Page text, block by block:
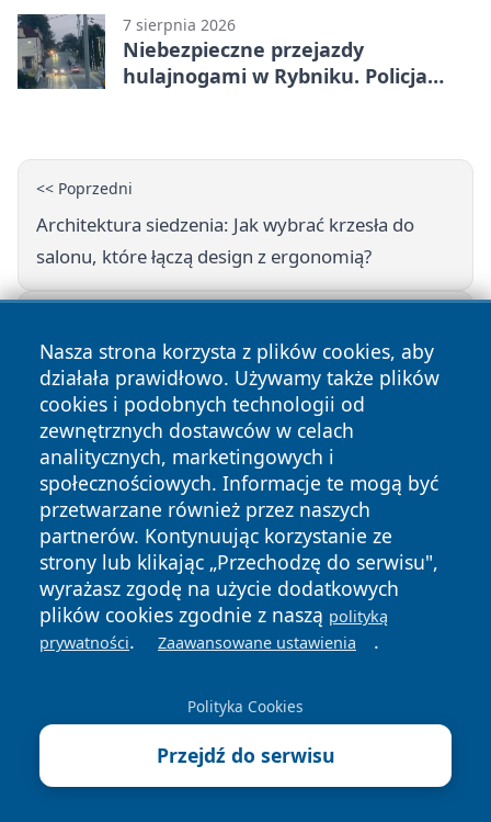
7 sierpnia 2026
Niebezpieczne przejazdy
hulajnogami w Rybniku. Policja
<< Poprzedni
Architektura siedzenia: Jak wybrać krzesła do
salonu, które łączą design z ergonomią?
Bieg Rzeźnika w wersji online spina Polskę. Zapisy
trwają do 30.04.2026
Przydatne dane teleadresowe
Miejski Dom Pomocy Społecznej w Rybniku - kontakt,
warunki pobytu i zakres opieki
Młodzieżowy Dom Kultury w Rybniku - zajęcia, zapisy i
kontakt
kontakt, godziny, oferta dla nauczycieli i studentów
Ośrodek Pomocy Społecznej w Rybniku - kontakt,
godziny, świadczenia
Nasza strona korzysta z plików cookies, aby
działała prawidłowo. Używamy także plików
cookies i podobnych technologii od
zewnętrznych dostawców w celach
analitycznych, marketingowych i
społecznościowych. Informacje te mogą być
przetwarzane również przez naszych
partnerów. Kontynuując korzystanie ze
strony lub klikając „Przechodzę do serwisu",
wyrażasz zgodę na użycie dodatkowych
plików cookies zgodnie z naszą polityką
prywatności. Zaawansowane ustawienia .
Polityka Cookies
Przejdź do serwisu